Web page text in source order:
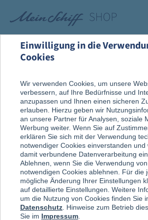
Rund um die Kreuzfahrt
Vor der
Reiseführer
Einwilligung in die
Cookies
Wir verwenden Cookies, um unsere
verbessern, auf Ihre Bedürfnisse und
anzupassen und Ihnen einen sicheren
erlauben. Hierzu geben wir
an unsere Partner für Analysen, soziale
Werbung weiter. Wenn Sie auf
erklären Sie sich mit der Verwendung
notwendiger Cookies einverstanden und
damit verbundene Datenverarbeitung
Ablehnen, wenn Sie die Verwendung
notwendigen Cookies ablehnen. Für die
mögliche Änderung Ihrer Einstellungen
auf detaillierte Einstellungen. Weitere
um die Nutzung von Cookies finden Sie
Datenschutz . Hinweise zum Betrieb
Sie im Impressum